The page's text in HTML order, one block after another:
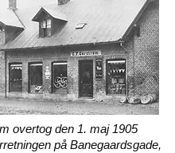
overtog den 1. maj 1905
på Banegaardsgade,